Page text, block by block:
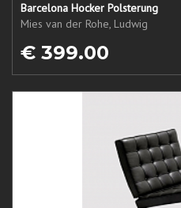
Barcelona Hocker Polsterung
Mies van der Rohe, Ludwig
€ 399.00